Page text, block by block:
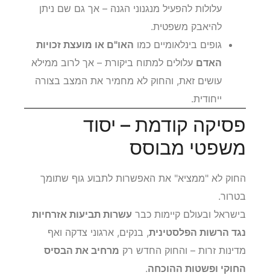
עלולות להפעיל מנגנוני הגנה – אך גם שם ניתן
להיאבק משפטית.
גופים בינלאומיים כמו האו"ם או מועצת זכויות
האדם עלולים למתוח ביקורת – אך לרוב ממילא
עושים זאת, והחוק לא מחמיר את המצב בצורה
ייחודית.
פסיקה קודמת – יסוד
משפטי מבוסס
החוק לא "ממציא" את האפשרות לתבוע גוף שתומך
בטרור.
בישראל ובעולם קיימות כבר עשרות תביעות אזרחיות
נגד הרשות הפלסטינית, בנקים, ארגוני צדקה ואף
מדינות זרות – והחוק החדש רק מרחיב את הבסיס
החוקי ופשטות ההוכחה.